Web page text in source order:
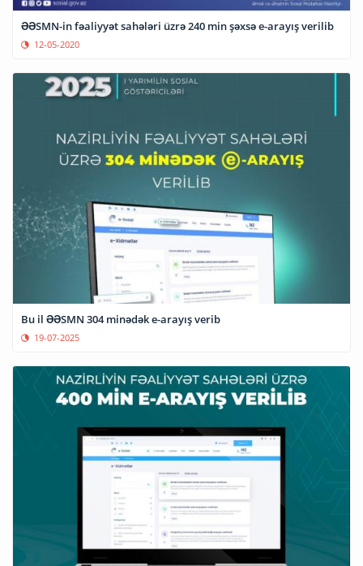
ƏƏSMN-in fəaliyyət sahələri üzrə 240 min şəxsə e-arayış verilib
12-05-2020
Bu il ƏƏSMN 304 minədək e-arayış verib
19-07-2025